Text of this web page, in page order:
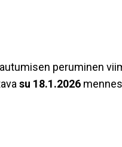
peruminen
su 18.1.2026